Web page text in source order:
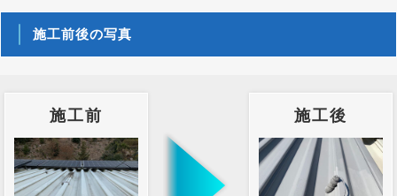
施工前後の写真
施工前 施工後